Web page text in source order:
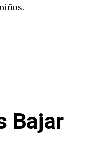
Bajar